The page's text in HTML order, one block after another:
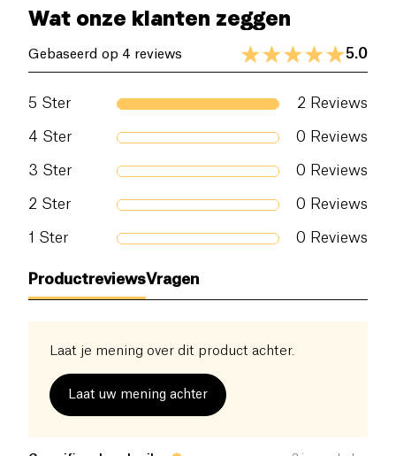
Wat onze klanten zeggen
Gebaseerd op 4 reviews 5.0
5 Ster 2 Reviews
4 Ster 0 Reviews
3 Ster 0 Reviews
2 Ster 0 Reviews
1 Ster 0 Reviews
ProductreviewsVragen
Laat je mening over dit product achter.
Laat uw mening achter